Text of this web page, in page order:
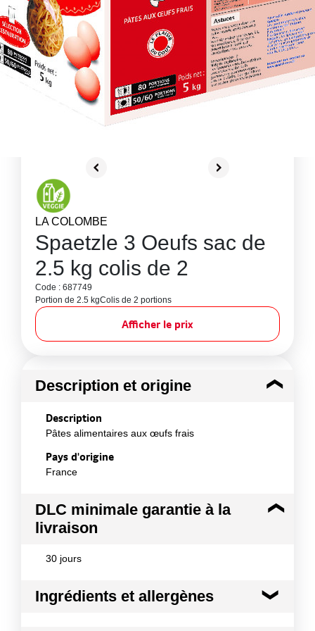
LA COLOMBE
Spaetzle 3 Oeufs sac de
2.5 kg colis de 2
Code : 687749
Portion de 2.5 kgColis de 2 portions
Afficher le prix
Description et origine
Description
Pâtes alimentaires aux œufs frais
Pays d'origine
France
DLC minimale garantie à la
livraison
30 jours
Ingrédients et allergènes